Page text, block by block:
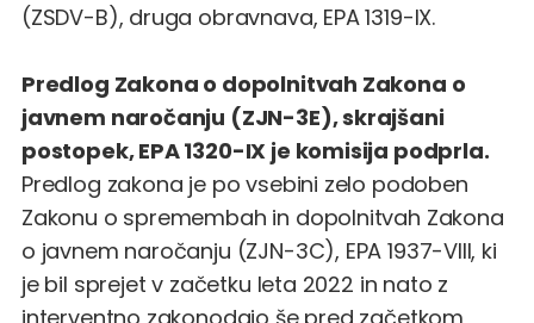
(ZSDV-B), druga obravnava, EPA 1319-IX.
Predlog Zakona o dopolnitvah Zakona o
javnem naročanju (ZJN-3E), skrajšani
postopek, EPA 1320-IX je komisija podprla.
Predlog zakona je po vsebini zelo podoben
Zakonu o spremembah in dopolnitvah Zakona
o javnem naročanju (ZJN-3C), EPA 1937-VIII, ki
je bil sprejet v začetku leta 2022 in nato z